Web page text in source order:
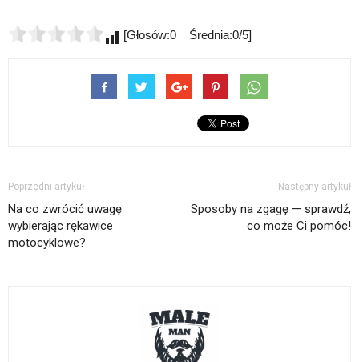
[Głosów:0 Średnia:0/5]
Poprzedni artykuł
Na co zwrócić uwagę
wybierając rękawice
motocyklowe?
Następny artykuł
Sposoby na zgagę — sprawdź,
co może Ci pomóc!